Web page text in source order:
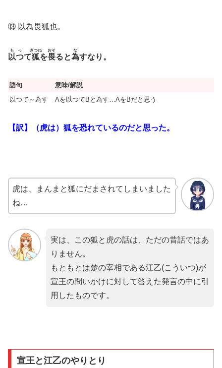
⑬ 以為畏狐也。
以
も
つ
っ
て狐
きつね
を畏
おそ
ると為
な
すなり。
語句
意味/解説
以つて～為す
Aを以つてBと為す…AをBだと思う
【訳】（虎は）狐を恐れているのだと思った。
虎は、まんまと狐にだまされてしまいました
ね…
実は、この狐と虎の話は、ただの昔話ではあ
りません。
もともとは楚の宰相である江乙(こういつ)が
宣王の問いかけに対して答えた発言の中に引
用したものです。
宣王と江乙のやりとり